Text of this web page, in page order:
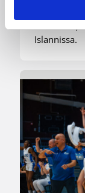
Liettuassa,
Islannissa.